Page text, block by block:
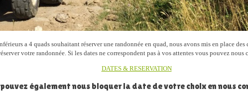
a 4 quads souhaitant réserver une randonnée en quad, nous avons mis en place
votre randonnée. Si les dates ne correspondent pas à vos attentes vous pouvez
DATES & RESERVATION
également nous bloquer la date de votre choix en nous